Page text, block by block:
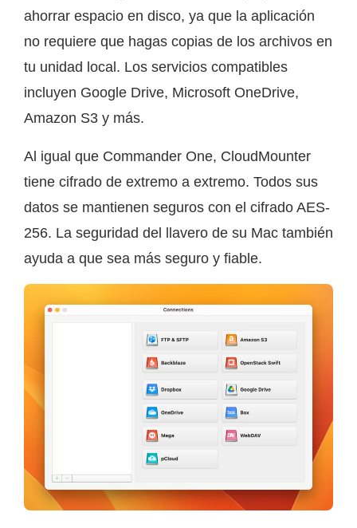
ahorrar espacio en disco, ya que la aplicación
no requiere que hagas copias de los archivos en
tu unidad local. Los servicios compatibles
incluyen Google Drive, Microsoft OneDrive,
Amazon S3 y más.
Al igual que Commander One, CloudMounter
tiene cifrado de extremo a extremo. Todos sus
datos se mantienen seguros con el cifrado AES-
256. La seguridad del llavero de su Mac también
ayuda a que sea más seguro y fiable.